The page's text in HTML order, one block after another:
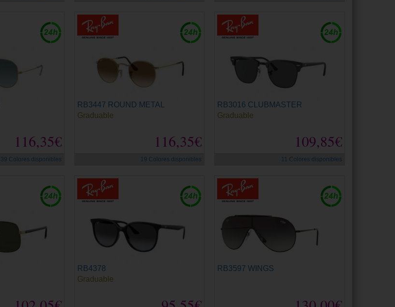
116,35€
39 Colores disponibles
RB3447 ROUND METAL
116,35€
Graduable
19 Colores disponibles
RB3016 CLUBMASTER
109,85€
Graduable
11 Colores disponibles
RB4378
Graduable
RB3597 WINGS